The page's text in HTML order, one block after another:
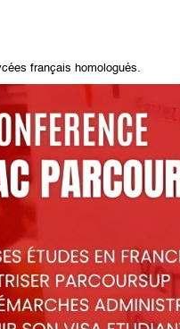
français homologués.